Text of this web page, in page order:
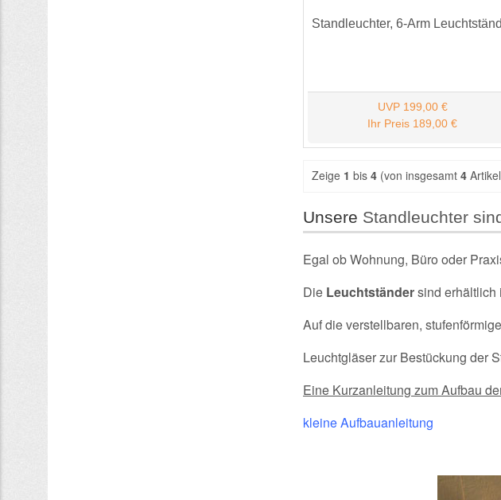
Standleuchter, 6-Arm
UVP 199,00 €
Ihr Preis 189,00 €
Zeige 1 bis 4 (von insgesamt 4
Unsere Standleuchter
Egal ob Wohnung, Büro oder
Die Leuchtständersind erhältlich
Auf die verstellbaren,
Leuchtgläser zur Bestückung der
Eine Kurzanleitung zum Aufbau
kleine Aufbauanleitung